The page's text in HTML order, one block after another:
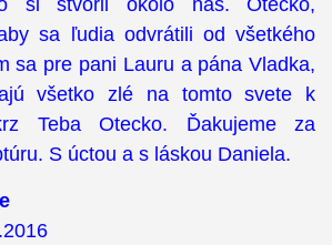
sa ľudia odvrátili od všetkého
sa pre pani Lauru a pána Vladka,
všetko zlé na tomto svete k
Teba Otecko. Ďakujeme za
S úctou a s láskou Daniela.